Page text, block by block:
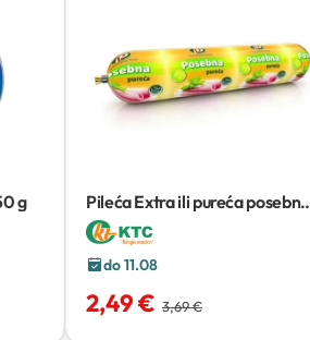
g
Pileća Extra ili pureća posebna
1 kg
do 11.08
2,49 € 3,69 €